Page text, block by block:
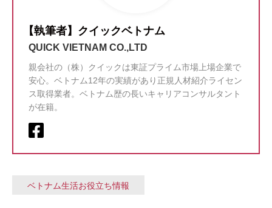
【執筆者】クイックベトナム
QUICK VIETNAM CO.,LTD
親会社の（株）クイックは東証プライム市場上場企業で
安心。ベトナム12年の実績があり正規人材紹介ライセン
ス取得業者。ベトナム歴の長いキャリアコンサルタント
が在籍。
ベトナム生活お役立ち情報